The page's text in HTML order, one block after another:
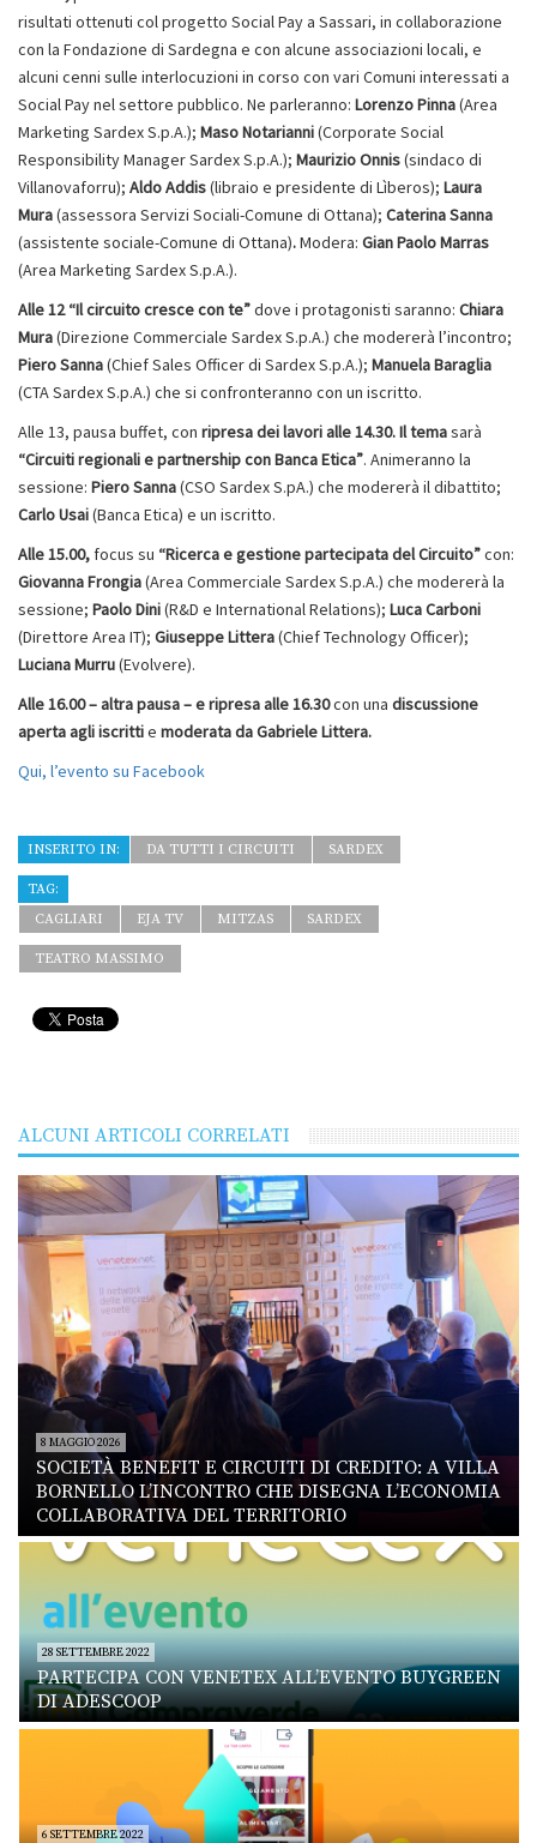
risultati ottenuti col progetto Social Pay a Sassari, in collaborazione
con la Fondazione di Sardegna e con alcune associazioni locali, e
alcuni cenni sulle interlocuzioni in corso con vari Comuni interessati a
Social Pay nel settore pubblico. Ne parleranno: Lorenzo Pinna(Area
Marketing Sardex S.p.A.); Maso Notarianni(Corporate Social
Responsibility Manager Sardex S.p.A.); Maurizio Onnis(sindaco di
Villanovaforru); Aldo Addis(libraio e presidente di Lìberos); Laura
Mura(assessora Servizi Sociali-Comune di Ottana); Caterina Sanna
(assistente sociale-Comune di Ottana).Modera: Gian Paolo Marras
(Area Marketing Sardex S.p.A.).
Alle 12 “Il circuito cresce con te”dove i protagonisti saranno: Chiara
Mura(Direzione Commerciale Sardex S.p.A.) che modererà l’incontro;
Piero Sanna(Chief Sales Officer di Sardex S.p.A.); Manuela Baraglia
(CTA Sardex S.p.A.) che si confronteranno con un iscritto.
Alle 13, pausa buffet, con ripresa dei lavori alle 14.30.Il temasarà
“Circuiti regionali e partnership con Banca Etica”. Animeranno la
sessione: Piero Sanna(CSO Sardex S.pA.) che modererà il dibattito;
Carlo Usai(Banca Etica) e un iscritto.
Alle 15.00, focus su “Ricerca e gestione partecipata del Circuito”con:
Giovanna Frongia(Area Commerciale Sardex S.p.A.) che modererà la
sessione; Paolo Dini(R&D e International Relations); Luca Carboni
(Direttore Area IT); Giuseppe Littera(Chief Technology Officer);
Luciana Murru(Evolvere).
Alle 16.00 –altra pausa – eripresa alle 16.30con una discussione
aperta agli iscrittie moderata da Gabriele Littera.
Qui, l’evento su Facebook
INSERITO IN: DA TUTTI I CIRCUITI SARDEX
TAG:
CAGLIARI
EJA TV MITZAS SARDEX
TEATRO MASSIMO
ALCUNI ARTICOLI CORRELATI
8 MAGGIO 2026
SOCIETÀ BENEFIT E CIRCUITI DI CREDITO: A VILLA
BORNELLO L’INCONTRO CHE DISEGNA L’ECONOMIA
COLLABORATIVA DEL TERRITORIO
28 SETTEMBRE 2022
PARTECIPA CON VENETEX ALL’EVENTO BUYGREEN
DI ADESCOOP
6 SETTEMBRE 2022